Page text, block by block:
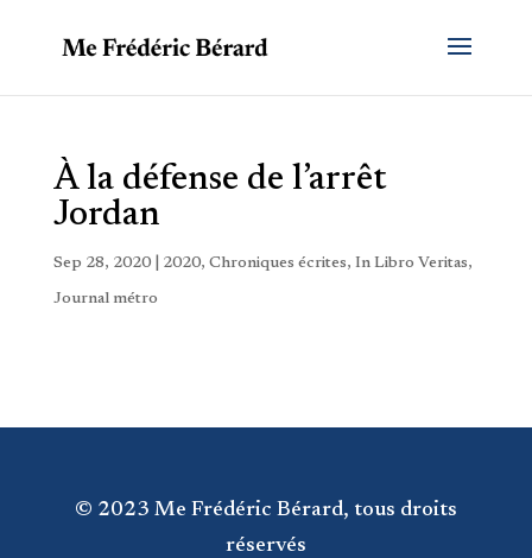
À la défense de l’arrêt
Jordan
Sep 28, 2020| 2020, Chroniques écrites, In Libro Veritas,
Journal métro
© 2023 Me Frédéric Bérard, tous droits
réservés